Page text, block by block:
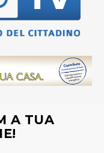
A TUA